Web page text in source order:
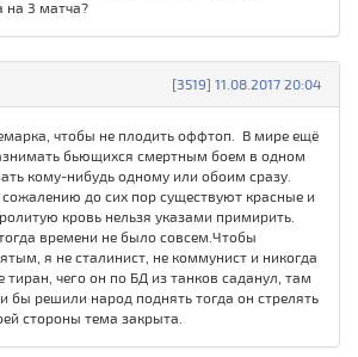
на 3 матча?
[3519] 11.08.2017 20:04
чтобы не плодить оффтоп. В мире ещё
бьющихся смертным боем в одном
кому-нибудь одному или обоим сразу.
сожалению до сих пор существуют красные и
кровь нельзя указами примирить.
времени не было совсем.Чтобы
я не сталинист, не коммунист и никогда
тиран, чего он по БД из танков саданул, там
бы решили народ поднять тогда он стрелять
стороны тема закрыта.